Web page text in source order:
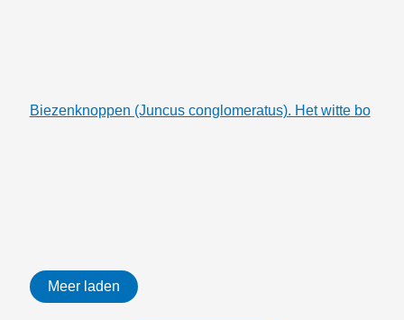
Biezenknoppen (Juncus conglomeratus). Het witte bo
Meer laden